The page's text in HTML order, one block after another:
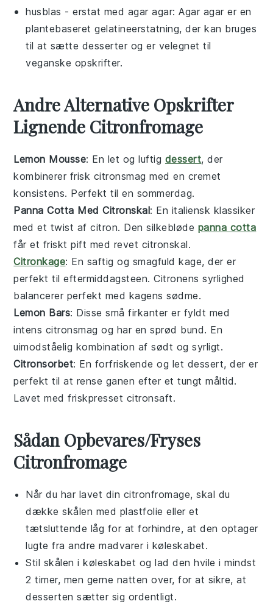
husblas - erstat med agar agar: Agar agar er en
plantebaseret gelatineerstatning, der kan bruges
til at sætte desserter og er velegnet til
veganske opskrifter.
Andre Alternative Opskrifter
Lignende Citronfromage
Lemon Mousse: En let og luftig dessert, der
kombinerer frisk citronsmag med en cremet
konsistens. Perfekt til en sommerdag.
Panna Cotta Med Citronskal: En italiensk klassiker
med et twist af citron. Den silkebløde panna cotta
får et friskt pift med revet citronskal.
Citronkage: En saftig og smagfuld kage, der er
perfekt til eftermiddagsteen. Citronens syrlighed
balancerer perfekt med kagens sødme.
Lemon Bars: Disse små firkanter er fyldt med
intens citronsmag og har en sprød bund. En
uimodståelig kombination af sødt og syrligt.
Citronsorbet: En forfriskende og let dessert, der er
perfekt til at rense ganen efter et tungt måltid.
Lavet med friskpresset citronsaft.
Sådan Opbevares/Fryses
Citronfromage
Når du har lavet din citronfromage, skal du
dække skålen med plastfolie eller et
tætsluttende låg for at forhindre, at den optager
lugte fra andremadvarer i køleskabet.
Stil skålen i køleskabet og lad den hvile i mindst
2 timer, men gerne natten over, for at sikre, at
desserten sætter sig ordentligt.